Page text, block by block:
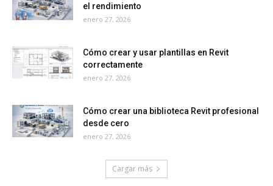
el rendimiento
enero 27, 2026
Cómo crear y usar plantillas en Revit
correctamente
enero 27, 2026
Cómo crear una biblioteca Revit profesional
desde cero
enero 27, 2026
Cargar más